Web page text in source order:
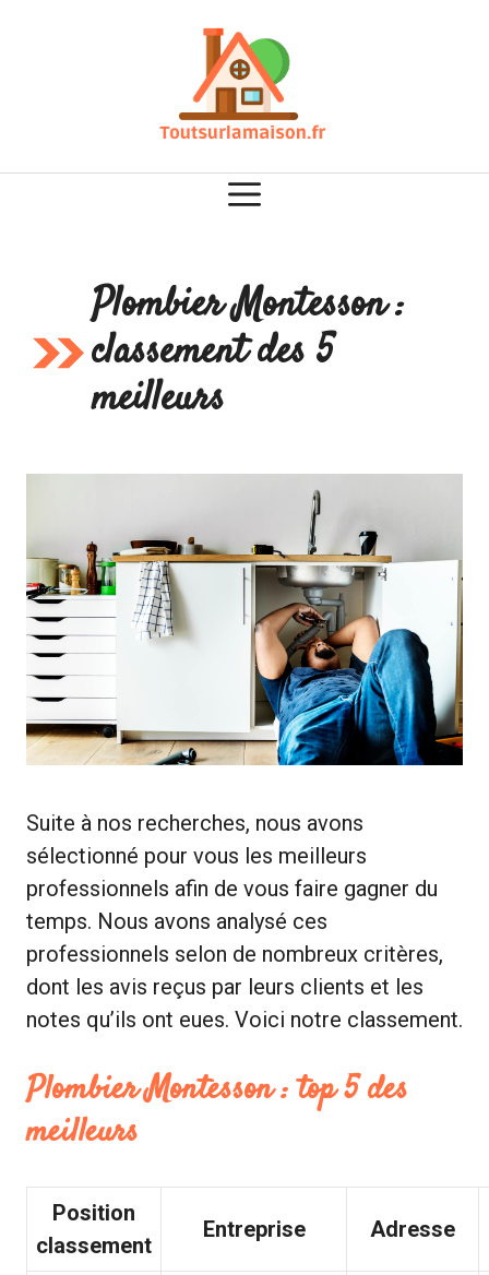
Plombier Montesson :
classement des 5
meilleurs
Suite à nos recherches, nous avons
sélectionné pour vous les meilleurs
professionnels afin de vous faire gagner du
temps. Nous avons analysé ces
professionnels selon de nombreux critères,
dont les avis reçus par leurs clients et les
notes qu’ils ont eues. Voici notre classement.
Plombier Montesson : top 5 des
meilleurs
Position
classement
Entreprise Adresse